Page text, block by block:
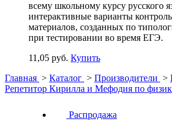
всему школьному курсу русского
интерактивные варианты
материалов, созданных по
при тестировании во время ЕГЭ.
11,05 руб. Купить
Главная > Каталог > Производители >
Репетитор Кирилла и Мефодия по
Распродажа